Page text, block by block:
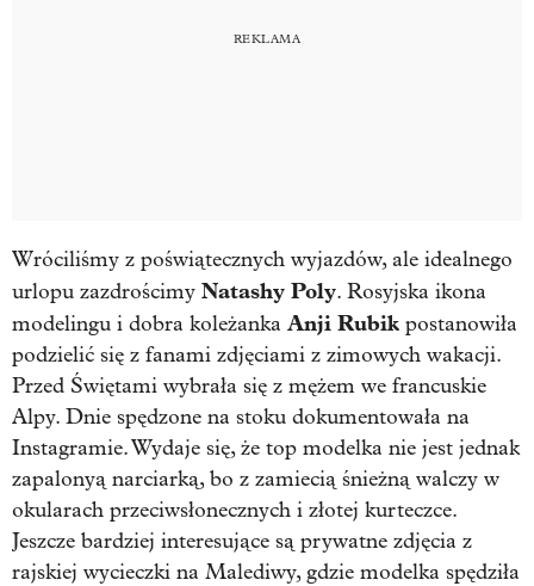
Wróciliśmy z poświątecznych wyjazdów, ale idealnego
urlopu zazdrościmy Natashy Poly. Rosyjska ikona
modelingu i dobra koleżanka Anji Rubik postanowiła
podzielić się z fanami zdjęciami z zimowych wakacji.
Przed Świętami wybrała się z mężem we francuskie
Alpy. Dnie spędzone na stoku dokumentowała na
Instagramie. Wydaje się, że top modelka nie jest jednak
zapalonyą narciarką, bo z zamiecią śnieżną walczy w
okularach przeciwsłonecznych i złotej kurteczce.
Jeszcze bardziej interesujące są prywatne zdjęcia z
rajskiej wycieczki na Malediwy, gdzie modelka spędziła